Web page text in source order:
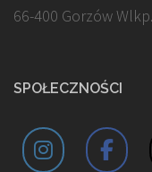
66-400 Gorzów Wlkp.
SPOŁECZNOŚCI